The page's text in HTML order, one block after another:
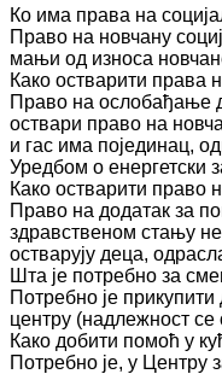
Ко има права на
Право на новчану
мањи од износа
Како остварити права
Право на ослобађање
оствари право на
и гас има појединац,
Уредбом о енергетски
Како остварити право
Право на додатак за
здравственом стању
остварују деца,
Шта је потребно за
Потребно је
центру (надлежност се
Како добити помоћ у
Потребно је, у Центру